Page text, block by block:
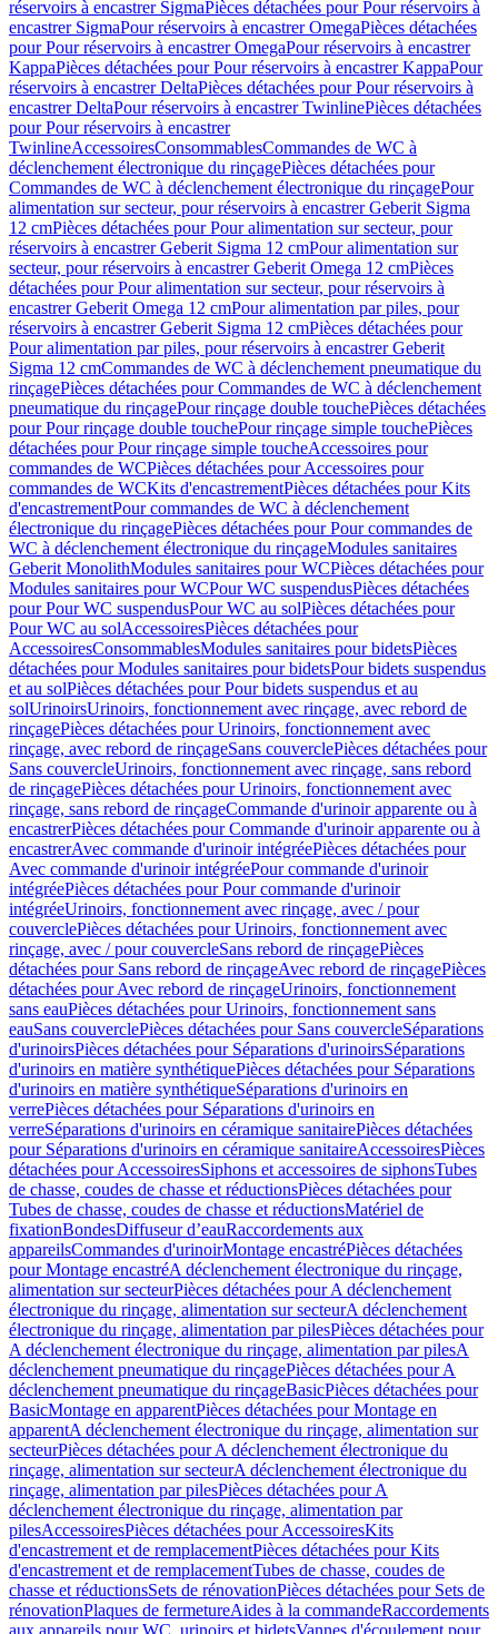
réservoirs à encastrer SigmaPièces détachées pour Pour réservoirs à
encastrer SigmaPour réservoirs à encastrer OmegaPièces détachées
pour Pour réservoirs à encastrer OmegaPour réservoirs à encastrer
KappaPièces détachées pour Pour réservoirs à encastrer KappaPour
réservoirs à encastrer DeltaPièces détachées pour Pour réservoirs à
encastrer DeltaPour réservoirs à encastrer TwinlinePièces détachées
pour Pour réservoirs à encastrer
TwinlineAccessoiresConsommablesCommandes de WC à
déclenchement électronique du rinçagePièces détachées pour
Commandes de WC à déclenchement électronique du rinçagePour
alimentation sur secteur, pour réservoirs à encastrer Geberit Sigma
12 cmPièces détachées pour Pour alimentation sur secteur, pour
réservoirs à encastrer Geberit Sigma 12 cmPour alimentation sur
secteur, pour réservoirs à encastrer Geberit Omega 12 cmPièces
détachées pour Pour alimentation sur secteur, pour réservoirs à
encastrer Geberit Omega 12 cmPour alimentation par piles, pour
réservoirs à encastrer Geberit Sigma 12 cmPièces détachées pour
Pour alimentation par piles, pour réservoirs à encastrer Geberit
Sigma 12 cmCommandes de WC à déclenchement pneumatique du
rinçagePièces détachées pour Commandes de WC à déclenchement
pneumatique du rinçagePour rinçage double touchePièces détachées
pour Pour rinçage double touchePour rinçage simple touchePièces
détachées pour Pour rinçage simple toucheAccessoires pour
commandes de WCPièces détachées pour Accessoires pour
commandes de WCKits d'encastrementPièces détachées pour Kits
d'encastrementPour commandes de WC à déclenchement
électronique du rinçagePièces détachées pour Pour commandes de
WC à déclenchement électronique du rinçageModules sanitaires
Geberit MonolithModules sanitaires pour WCPièces détachées pour
Modules sanitaires pour WCPour WC suspendusPièces détachées
pour Pour WC suspendusPour WC au solPièces détachées pour
Pour WC au solAccessoiresPièces détachées pour
AccessoiresConsommablesModules sanitaires pour bidetsPièces
détachées pour Modules sanitaires pour bidetsPour bidets suspendus
et au solPièces détachées pour Pour bidets suspendus et au
solUrinoirsUrinoirs, fonctionnement avec rinçage, avec rebord de
rinçagePièces détachées pour Urinoirs, fonctionnement avec
rinçage, avec rebord de rinçageSans couverclePièces détachées pour
Sans couvercleUrinoirs, fonctionnement avec rinçage, sans rebord
de rinçagePièces détachées pour Urinoirs, fonctionnement avec
rinçage, sans rebord de rinçageCommande d'urinoir apparente ou à
encastrerPièces détachées pour Commande d'urinoir apparente ou à
encastrerAvec commande d'urinoir intégréePièces détachées pour
Avec commande d'urinoir intégréePour commande d'urinoir
intégréePièces détachées pour Pour commande d'urinoir
intégréeUrinoirs, fonctionnement avec rinçage, avec / pour
couverclePièces détachées pour Urinoirs, fonctionnement avec
rinçage, avec / pour couvercleSans rebord de rinçagePièces
détachées pour Sans rebord de rinçageAvec rebord de rinçagePièces
détachées pour Avec rebord de rinçageUrinoirs, fonctionnement
sans eauPièces détachées pour Urinoirs, fonctionnement sans
eauSans couverclePièces détachées pour Sans couvercleSéparations
d'urinoirsPièces détachées pour Séparations d'urinoirsSéparations
d'urinoirs en matière synthétiquePièces détachées pour Séparations
d'urinoirs en matière synthétiqueSéparations d'urinoirs en
verrePièces détachées pour Séparations d'urinoirs en
verreSéparations d'urinoirs en céramique sanitairePièces détachées
pour Séparations d'urinoirs en céramique sanitaireAccessoiresPièces
détachées pour AccessoiresSiphons et accessoires de siphonsTubes
de chasse, coudes de chasse et réductionsPièces détachées pour
Tubes de chasse, coudes de chasse et réductionsMatériel de
fixationBondesDiffuseur d’eauRaccordements aux
appareilsCommandes d'urinoirMontage encastréPièces détachées
pour Montage encastréA déclenchement électronique du rinçage,
alimentation sur secteurPièces détachées pour A déclenchement
électronique du rinçage, alimentation sur secteurA déclenchement
électronique du rinçage, alimentation par pilesPièces détachées pour
A déclenchement électronique du rinçage, alimentation par pilesA
déclenchement pneumatique du rinçagePièces détachées pour A
déclenchement pneumatique du rinçageBasicPièces détachées pour
BasicMontage en apparentPièces détachées pour Montage en
apparentA déclenchement électronique du rinçage, alimentation sur
secteurPièces détachées pour A déclenchement électronique du
rinçage, alimentation sur secteurA déclenchement électronique du
rinçage, alimentation par pilesPièces détachées pour A
déclenchement électronique du rinçage, alimentation par
pilesAccessoiresPièces détachées pour AccessoiresKits
d'encastrement et de remplacementPièces détachées pour Kits
d'encastrement et de remplacementTubes de chasse, coudes de
chasse et réductionsSets de rénovationPièces détachées pour Sets de
rénovationPlaques de fermetureAides à la commandeRaccordements
aux appareils pour WC, urinoirs et bidetsVannes d'écoulement pour